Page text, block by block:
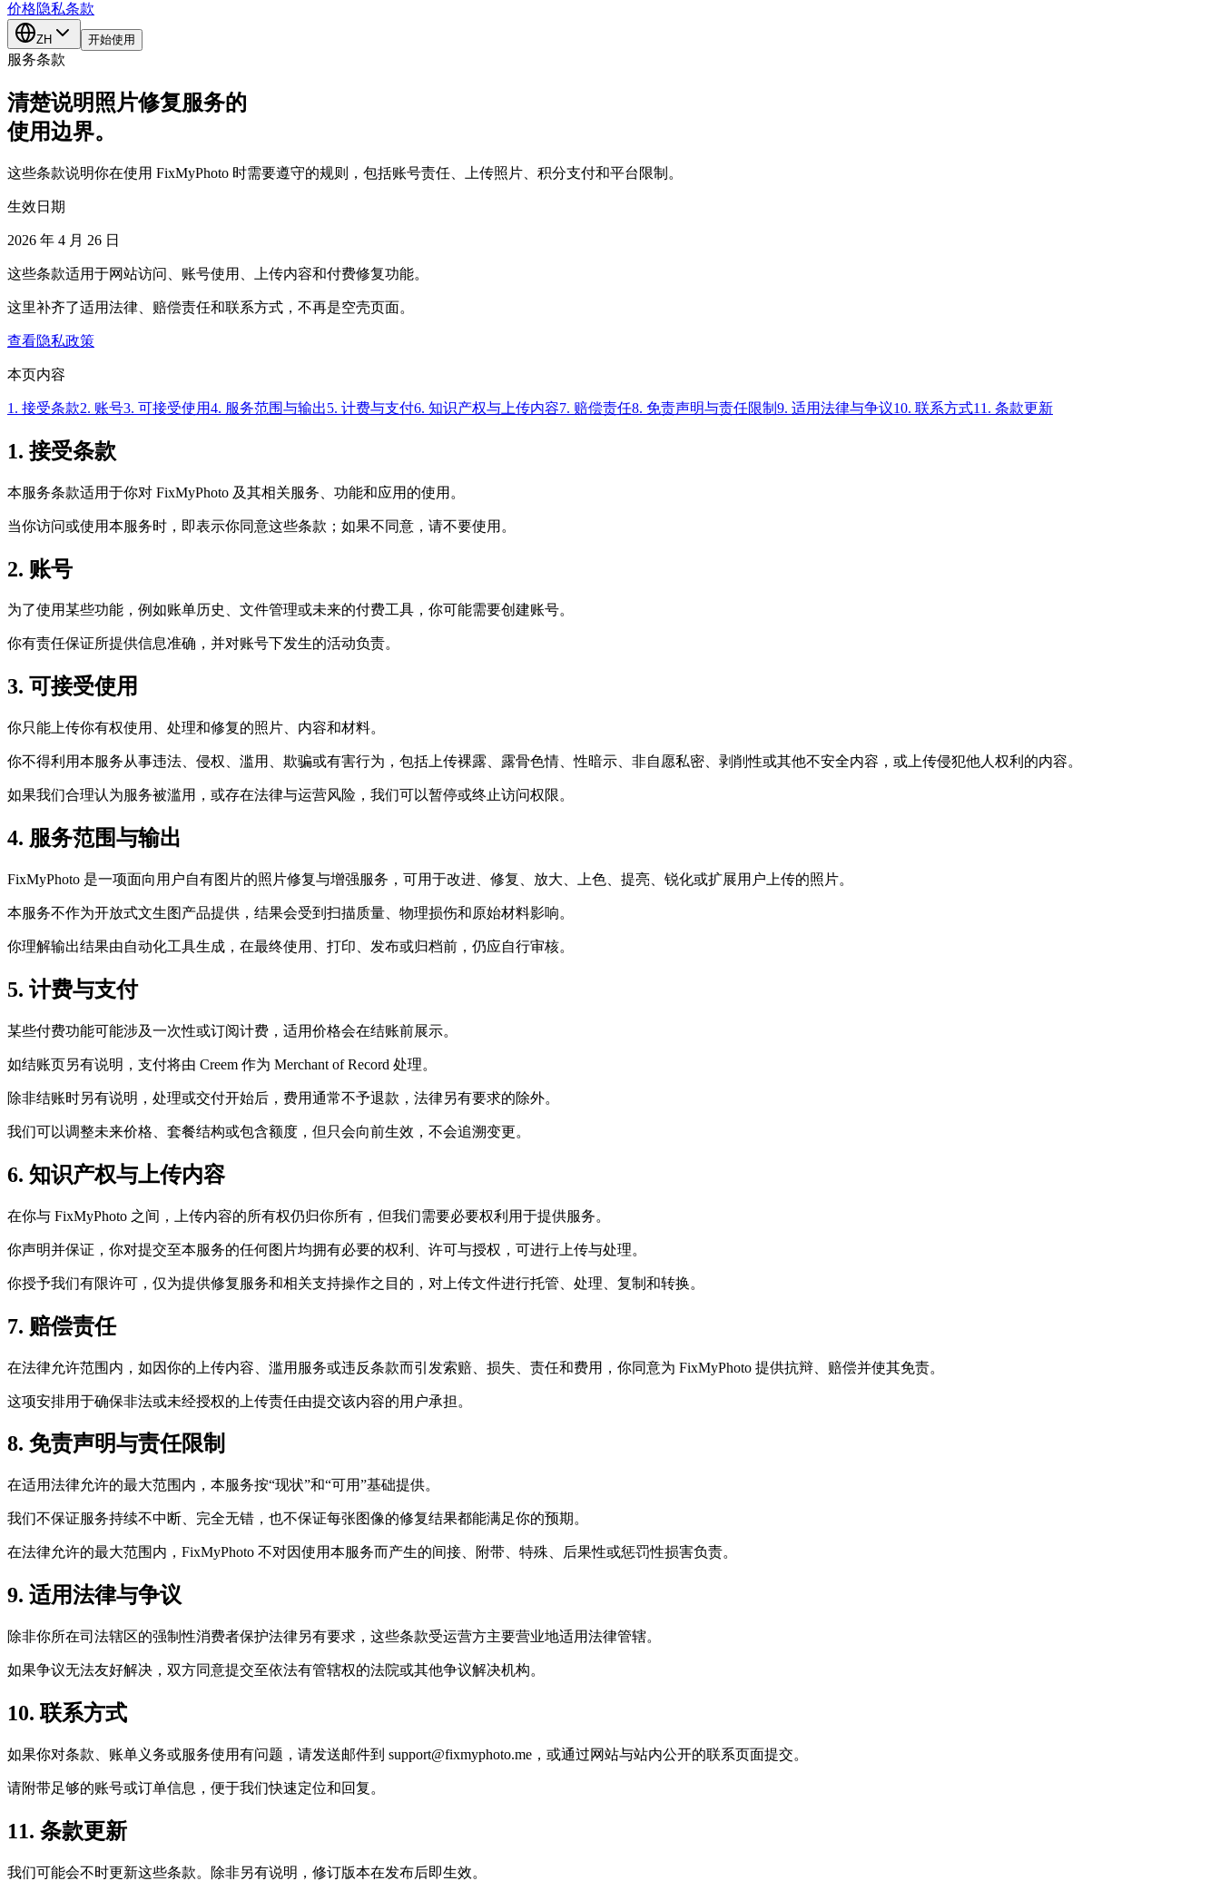
价格隐私条款
ZH 开始使用
服务条款
清楚说明照片修复服务的
使用边界。
这些条款说明你在使用 FixMyPhoto 时需要遵守的规则，包括账号责任、上传照片、积分支付和平台限制。
生效日期
2026 年 4 月 26 日
这些条款适用于网站访问、账号使用、上传内容和付费修复功能。
这里补齐了适用法律、赔偿责任和联系方式，不再是空壳页面。
查看隐私政策
本页内容
1. 接受条款2. 账号3. 可接受使用4. 服务范围与输出5. 计费与支付6. 知识产权与上传内容7. 赔偿责任8. 免责声明与责任限制 9. 适用法律与争议10. 联系方式11. 条款更新
1. 接受条款
本服务条款适用于你对 FixMyPhoto 及其相关服务、功能和应用的使用。
当你访问或使用本服务时，即表示你同意这些条款；如果不同意，请不要使用。
2. 账号
为了使用某些功能，例如账单历史、文件管理或未来的付费工具，你可能需要创建账号。
你有责任保证所提供信息准确，并对账号下发生的活动负责。
3. 可接受使用
你只能上传你有权使用、处理和修复的照片、内容和材料。
你不得利用本服务从事违法、侵权、滥用、欺骗或有害行为，包括上传裸露、露骨色情、性暗示、非自愿私密、剥削性或其他不安全内容，或上传侵犯他人权利的内容。
如果我们合理认为服务被滥用，或存在法律与运营风险，我们可以暂停或终止访问权限。
4. 服务范围与输出
FixMyPhoto 是一项面向用户自有图片的照片修复与增强服务，可用于改进、修复、放大、上色、提亮、锐化或扩展用户上传的照片。
本服务不作为开放式文生图产品提供，结果会受到扫描质量、物理损伤和原始材料影响。
你理解输出结果由自动化工具生成，在最终使用、打印、发布或归档前，仍应自行审核。
5. 计费与支付
某些付费功能可能涉及一次性或订阅计费，适用价格会在结账前展示。
如结账页另有说明，支付将由 Creem 作为 Merchant of Record 处理。
除非结账时另有说明，处理或交付开始后，费用通常不予退款，法律另有要求的除外。
我们可以调整未来价格、套餐结构或包含额度，但只会向前生效，不会追溯变更。
6. 知识产权与上传内容
在你与 FixMyPhoto 之间，上传内容的所有权仍归你所有，但我们需要必要权利用于提供服务。
你声明并保证，你对提交至本服务的任何图片均拥有必要的权利、许可与授权，可进行上传与处理。
你授予我们有限许可，仅为提供修复服务和相关支持操作之目的，对上传文件进行托管、处理、复制和转换。
7. 赔偿责任
在法律允许范围内，如因你的上传内容、滥用服务或违反条款而引发索赔、损失、责任和费用，你同意为 FixMyPhoto 提供抗辩、赔偿并使其免责。
这项安排用于确保非法或未经授权的上传责任由提交该内容的用户承担。
8. 免责声明与责任限制
在适用法律允许的最大范围内，本服务按“现状”和“可用”基础提供。
我们不保证服务持续不中断、完全无错，也不保证每张图像的修复结果都能满足你的预期。
在法律允许的最大范围内，FixMyPhoto 不对因使用本服务而产生的间接、附带、特殊、后果性或惩罚性损害负责。
9. 适用法律与争议
除非你所在司法辖区的强制性消费者保护法律另有要求，这些条款受运营方主要营业地适用法律管辖。
如果争议无法友好解决，双方同意提交至依法有管辖权的法院或其他争议解决机构。
10. 联系方式
如果你对条款、账单义务或服务使用有问题，请发送邮件到 support@fixmyphoto.me，或通过网站与站内公开的联系页面提交。
请附带足够的账号或订单信息，便于我们快速定位和回复。
11. 条款更新
我们可能会不时更新这些条款。除非另有说明，修订版本在发布后即生效。